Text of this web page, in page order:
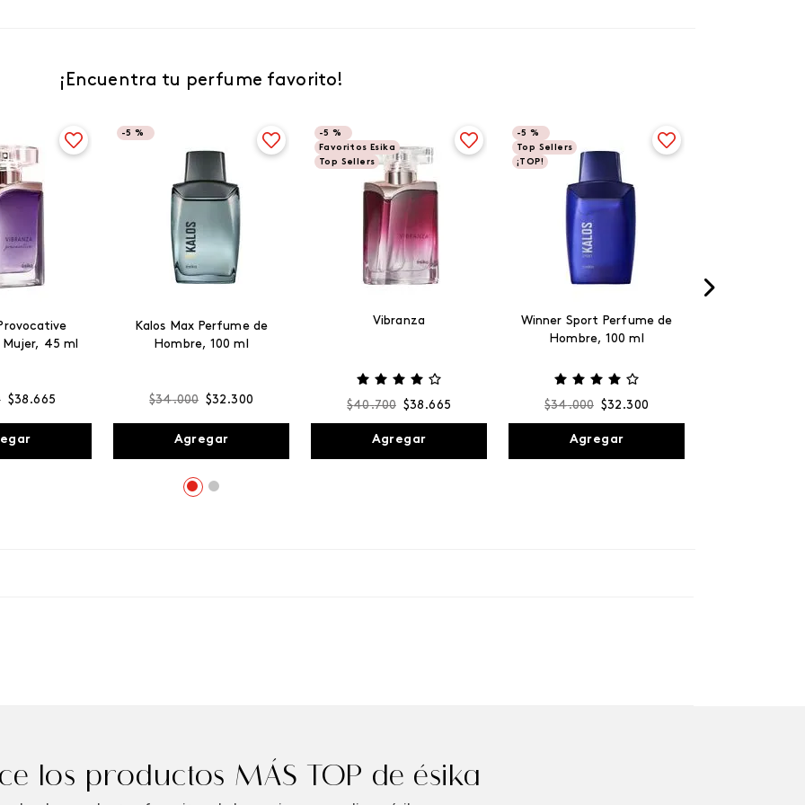
¡Encuentra tu perfume favorito!
45 ml
$38 .665
-5 %
Kalos Max Perfume de
Hombre, 100 ml
$34.000 $32 .300
Agregar
-5 %
Favoritos Esika
Top Sellers
Vibranza
$40.700 $38 .665
Agregar
-5 %
Top Sellers
¡TOP!
Winner Sport Perfume de
Hombre, 100 ml
$34.000 $32 .300
Agregar
los productos MÁS TOP de ésika